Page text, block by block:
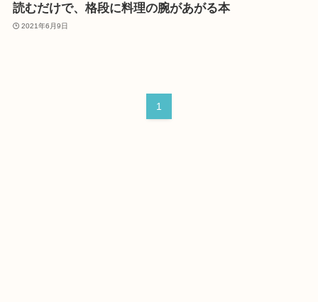
読むだけで、格段に料理の腕があがる本
2021年6月9日
1